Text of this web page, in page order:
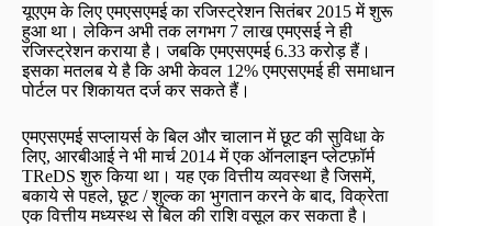
यूएएम के लिए एमएसएमई का रजिस्ट्रेशन सितंबर 2015 में शुरू
हुआ था। लेकिन अभी तक लगभग 7 लाख एमएसई ने ही
रजिस्ट्रेशन कराया है। जबकि एमएसएमई 6.33 करोड़ हैं।
इसका मतलब ये है कि अभी केवल 12% एमएसएमई ही समाधान
पोर्टल पर शिकायत दर्ज कर सकते हैं।
एमएसएमई सप्लायर्स के बिल और चालान में छूट की सुविधा के
लिए, आरबीआई ने भी मार्च 2014 में एक ऑनलाइन प्लेटफ़ॉर्म
TReDS शुरु किया था। यह एक वित्तीय व्यवस्था है जिसमें,
बकाये से पहले, छूट / शुल्क का भुगतान करने के बाद, विक्रेता
एक वित्तीय मध्यस्थ से बिल की राशि वसूल कर सकता है।